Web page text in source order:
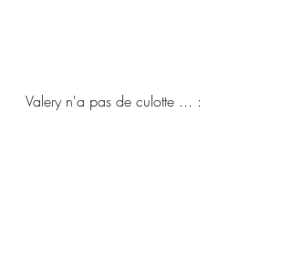
Valery n'a pas de culotte ... :